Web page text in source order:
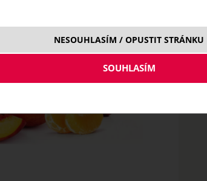
NESOUHLASÍM / OPUSTIT STRÁNKU